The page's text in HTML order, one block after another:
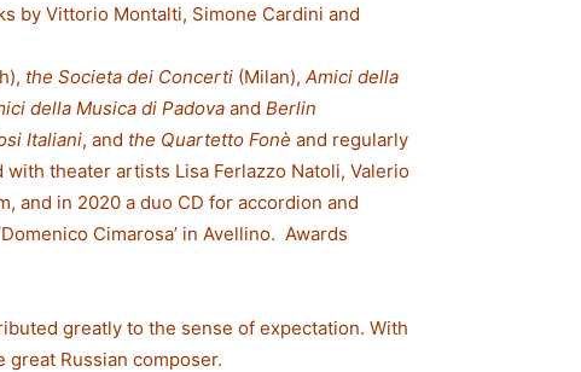
by Vittorio Montalti, Simone Cardini and
the Societa dei Concerti (Milan), Amici della
della Musica di Padova and Berlin
Italiani, and the Quartetto Fonè and regularly
with theater artists Lisa Ferlazzo Natoli, Valerio
and in 2020 a duo CD for accordion and
Cimarosa’ in Avellino. Awards
greatly to the sense of expectation. With
Russian composer.